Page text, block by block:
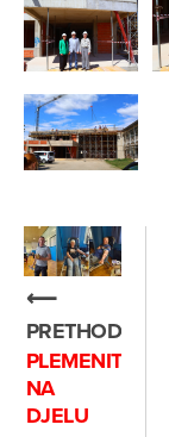
⟵
PRETHODNO
PLEMENITOST
NA
DJELU